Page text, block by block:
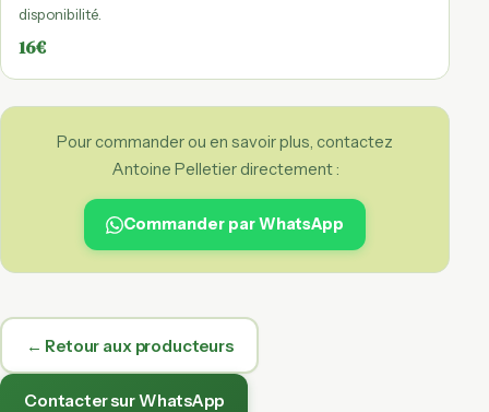
disponibilité.
16€
Pour commander ou en savoir plus, contactez
Antoine Pelletier directement :
Commander par WhatsApp
← Retour aux producteurs
Contacter sur WhatsApp